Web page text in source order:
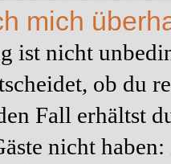
mich
ist nicht
ob du
Fall erhältst
nicht